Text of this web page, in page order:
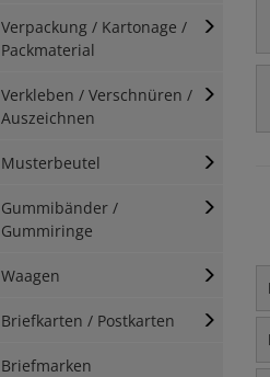
Verpackung / Kartonage /
Packmaterial
Verkleben / Verschnüren /
Auszeichnen
Musterbeutel
Gummibänder /
Gummiringe
Waagen
Briefkarten / Postkarten
Briefmarken